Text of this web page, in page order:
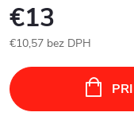
€13
€10,57 bez DPH
cena: